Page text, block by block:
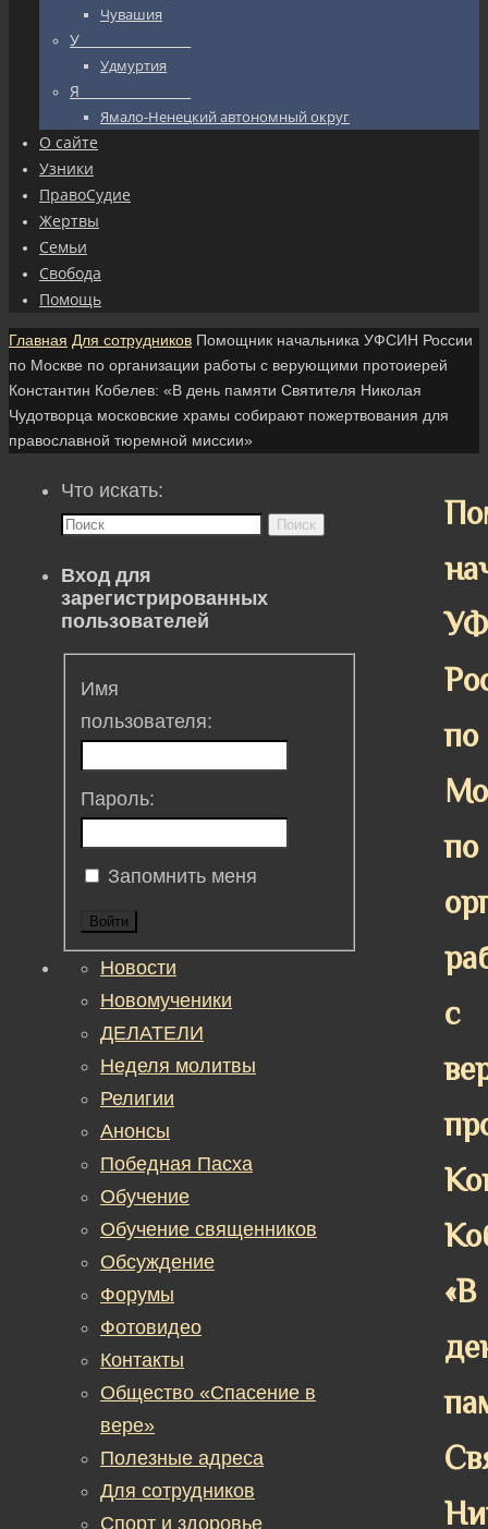
Чувашия
У_________________
Удмуртия
Я_________________
Ямало-Ненецкий автономный округ
О сайте
Узники
ПравоСудие
Жертвы
Семьи
Свобода
Помощь
Главная Для сотрудников Помощник начальника УФСИН России
по Москве по организации работы с верующими протоиерей
Константин Кобелев: «В день памяти Святителя Николая
Чудотворца московские храмы собирают пожертвования для
православной тюремной миссии»
по
по
с
«В
Что искать:
Поиск
Вход для
зарегистрированных
пользователей
Имя
пользователя:
Пароль:
Запомнить меня
Войти
Новости
Новомученики
ДЕЛАТЕЛИ
Неделя молитвы
Религии
Анонсы
Победная Пасха
Обучение
Обучение священников
Обсуждение
Форумы
Фотовидео
Контакты
Общество «Спасение в
вере»
Полезные адреса
Для сотрудников
Спорт и здоровье